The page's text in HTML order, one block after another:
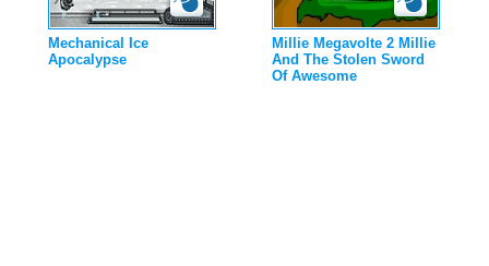
Mechanical Ice
Apocalypse
Millie Megavolte 2 Millie
And The Stolen Sword
Of Awesome